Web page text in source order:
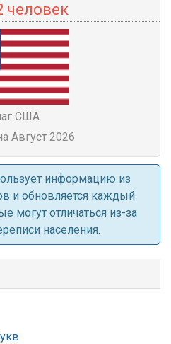
человек
США
Август 2026
информацию из
и обновляется каждый
могут отличаться из-за
населения.